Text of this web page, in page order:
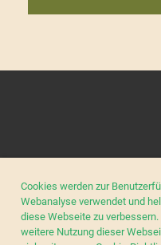
Cookies werden zur
Webanalyse verwendet und
diese Webseite zu verbessern.
weitere Nutzung dieser
© Kynologischer